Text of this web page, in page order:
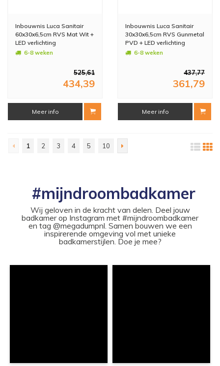
Inbouwnis Luca Sanitair
60x30x6,5cm RVS Mat Wit +
LED verlichting
6-8 weken
525,61
434,39
Meer info
Inbouwnis Luca Sanitair
30x30x6,5cm RVS Gunmetal
PVD + LED verlichting
6-8 weken
437,77
361,79
Meer info
1 2 3 4 5 10
#mijndroombadkamer
Wij geloven in de kracht van delen. Deel jouw
badkamer op Instagram met #mijndroombadkamer
en tag @megadumpnl. Samen bouwen we een
inspirerende omgeving vol met unieke
badkamerstijlen. Doe je mee?